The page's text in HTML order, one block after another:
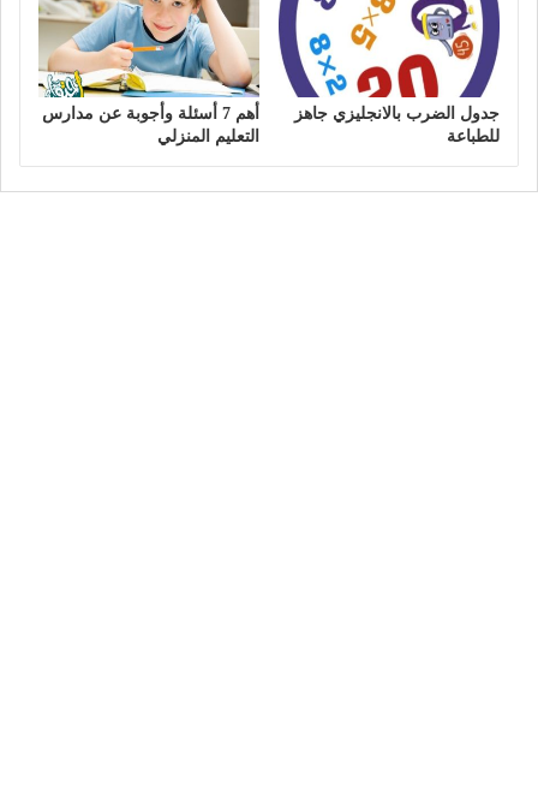
جدول الضرب بالانجليزي جاهز
للطباعة
أهم 7 أسئلة وأجوبة عن مدارس
التعليم المنزلي